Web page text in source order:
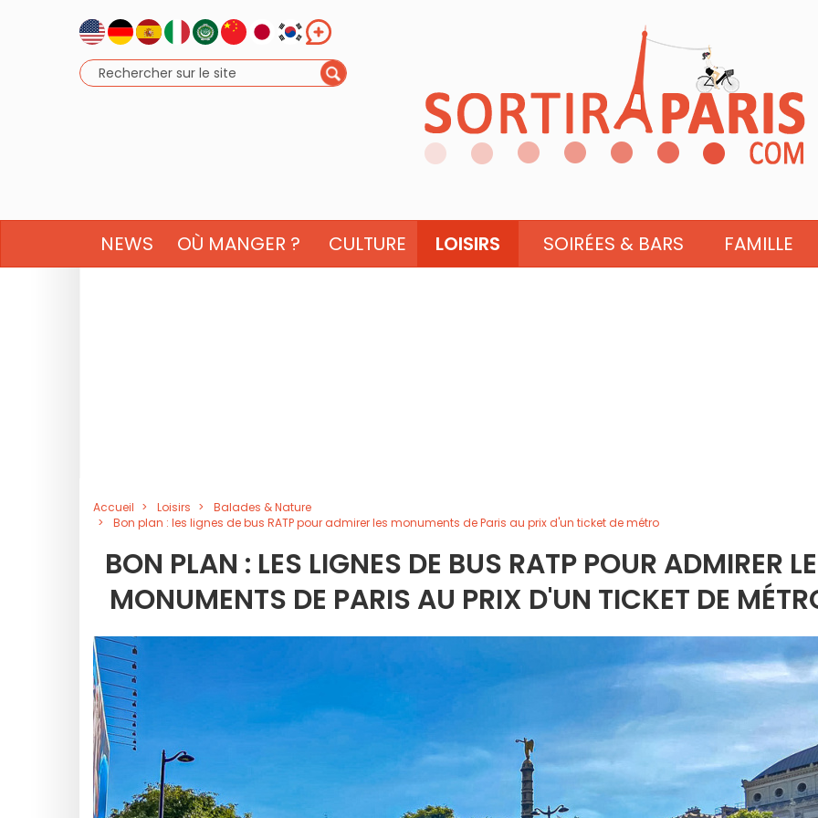
NEWS OÙ MANGER ? CULTURE LOISIRS SOIRÉES & BARS FAMILLE
Accueil Loisirs
Balades & Nature
Bon plan : les lignes de bus RATP pour admirer les monuments de Paris au prix d'un ticket de métro
BON PLAN : LES LIGNES DE BUS RATP POUR ADMIRER
MONUMENTS DE PARIS AU PRIX D'UN TICKET DE